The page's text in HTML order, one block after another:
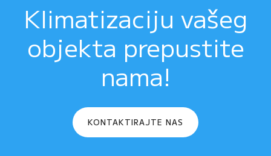
Klimatizaciju vašeg
objekta prepustite
nama!
KONTAKTIRAJTE NAS